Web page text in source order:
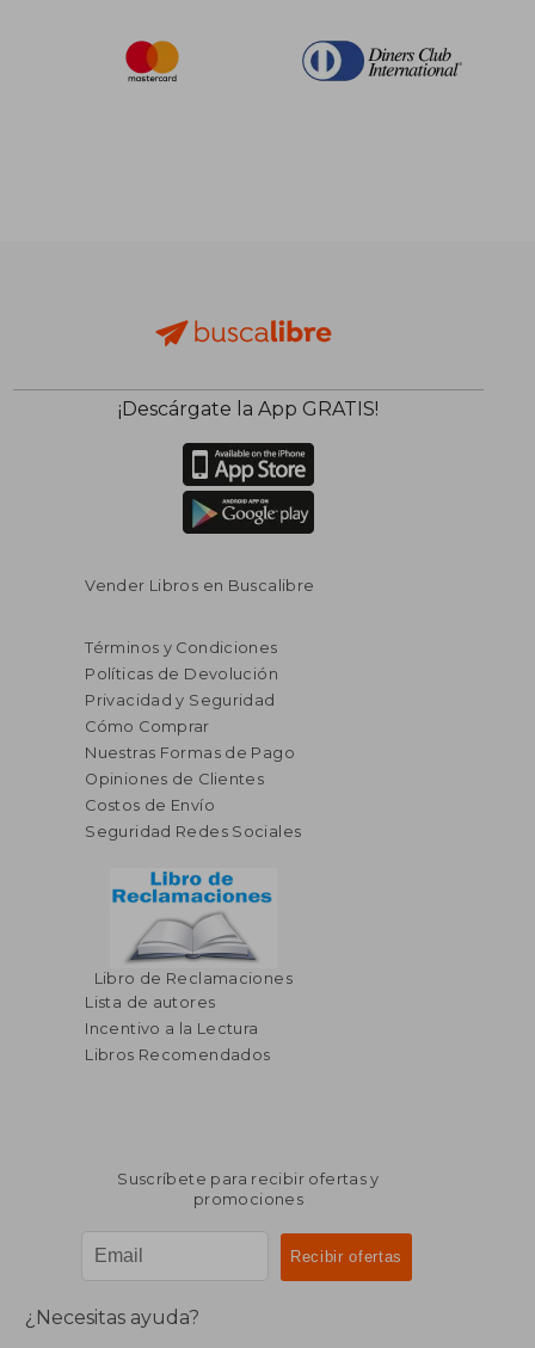
¡Descárgate la App GRATIS!
Vender Libros en Buscalibre
Términos y Condiciones
Políticas de Devolución
Privacidad y Seguridad
Cómo Comprar
Nuestras Formas de Pago
Opiniones de Clientes
Costos de Envío
Seguridad Redes Sociales
Libro de Reclamaciones
Lista de autores
Incentivo a la Lectura
Libros Recomendados
Suscríbete para recibir ofertas y
promociones
¿Necesitas ayuda?